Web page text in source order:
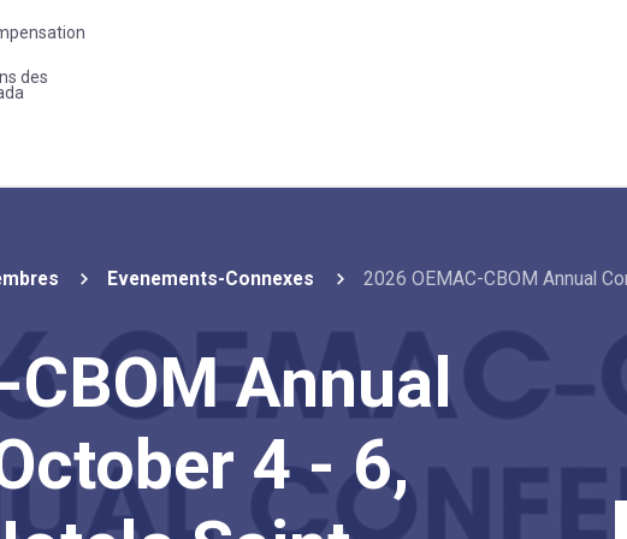
des
Evenements-Connexes 2026 OEMAC-CBOM Annual
Annual
4 - 6,